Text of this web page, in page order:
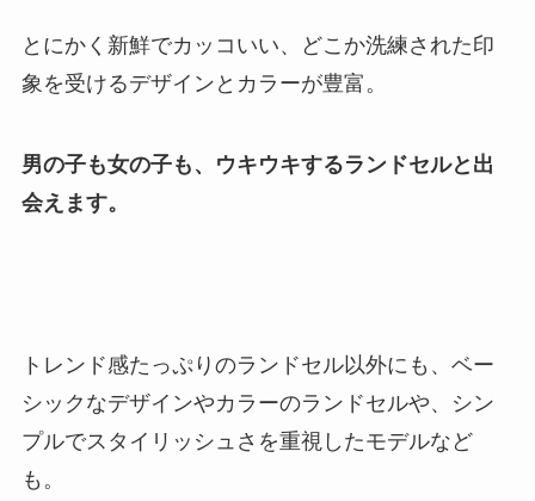
とにかく新鮮でカッコいい、どこか洗練された印
象を受けるデザインとカラーが豊富。
男の子も女の子も、ウキウキするランドセルと出
会えます。
トレンド感たっぷりのランドセル以外にも、ベー
シックなデザインやカラーのランドセルや、シン
プルでスタイリッシュさを重視したモデルなど
も。